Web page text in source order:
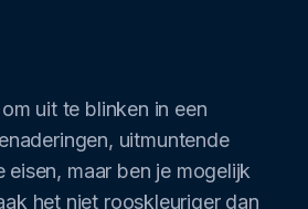
uit te blinken in een
uitmuntende
maar ben je mogelijk
het niet rooskleuriger dan